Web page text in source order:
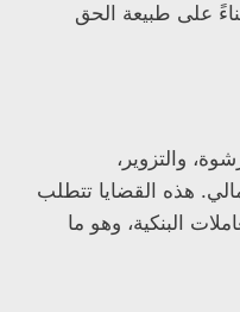
على طبيعة الحق
والتزوير،
هذه القضايا تتطلب
البنكية، وهو ما